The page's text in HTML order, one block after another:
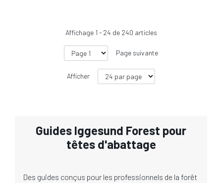
Affichage 1 - 24 de 240 articles
Page suivante
Afficher
Guides Iggesund Forest pour
têtes d'abattage
Des guides conçus pour les professionnels de la forêt